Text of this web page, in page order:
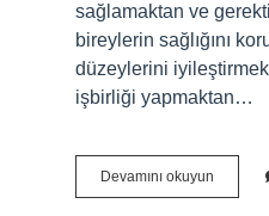
sağlamaktan ve
bireylerin sağlığını
düzeylerini
işbirliği yapmaktan…
Devamını okuyun
Nin